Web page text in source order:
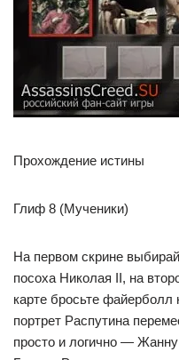
Прохождение истины
Глиф 8 (Мученики)
На первом скрине
посоха Николая II, на
карте бросьте
портрет Распутина
просто и логично —